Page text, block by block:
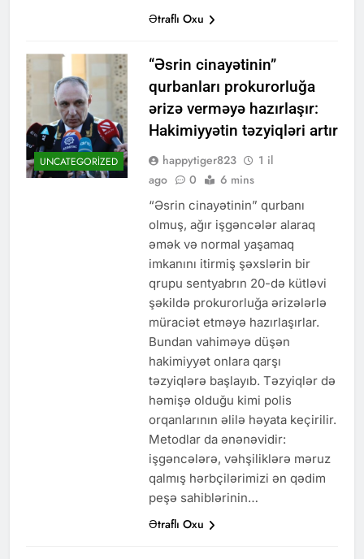
Ətraflı Oxu
UNCATEGORIZED
“Əsrin cinayətinin”
qurbanları prokurorluğa
ərizə verməyə hazırlaşır:
Hakimiyyətin təzyiqləri artır
happytiger823
1 il
ago
0 6 mins
“Əsrin cinayətinin” qurbanı
olmuş, ağır işgəncələr alaraq
əmək və normal yaşamaq
imkanını itirmiş şəxslərin bir
qrupu sentyabrın 20-də kütləvi
şəkildə prokurorluğa ərizələrlə
müraciət etməyə hazırlaşırlar.
Bundan vahiməyə düşən
hakimiyyət onlara qarşı
təzyiqlərə başlayıb. Təzyiqlər də
həmişə olduğu kimi polis
orqanlarının əlilə həyata keçirilir.
Metodlar da ənənəvidir:
işgəncələrə, vəhşiliklərə məruz
qalmış hərbçilərimizi ən qədim
peşə sahiblərinin…
Ətraflı Oxu